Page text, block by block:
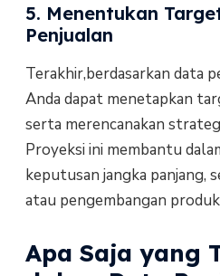
5. Menentukan
Penjualan
Terakhir,berdasarkan data
Anda dapat menetapkan
serta merencanakan
Proyeksi ini membantu
keputusan jangka panjang,
atau pengembangan
Apa Saja yang